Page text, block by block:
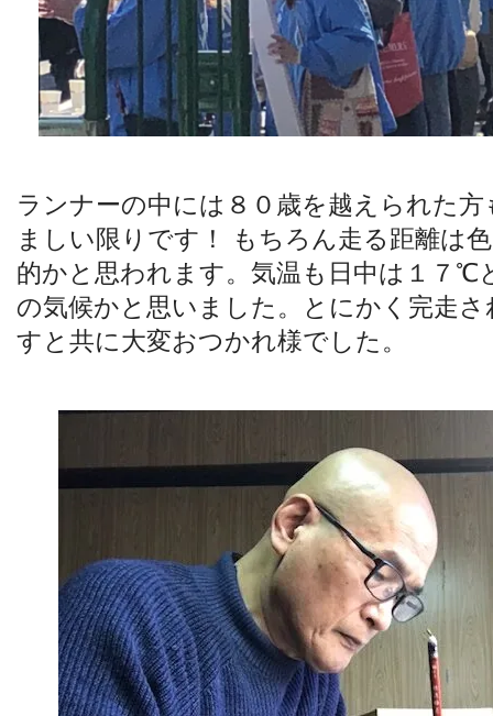
ランナーの中には８０歳を越えられた
ましい限りです！ もちろん走る距離は
的かと思われます。気温も日中は１７℃
の気候かと思いました。とにかく完走
すと共に大変おつかれ様でした。